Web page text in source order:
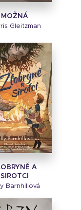
MOŽNÁ
Gleitzman
A
SIROTCI
Barnhillová